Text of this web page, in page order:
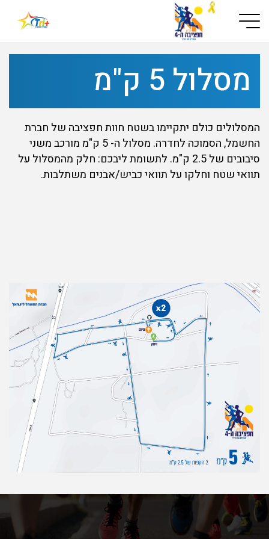
Button used only for devices with a small screen
מסלול 5 ק"מ
המסלולים כולם יתקיימו בשטח חוות חפציבה של חברת
החשמל, הסמוכה לחדרה. מסלול ה- 5 ק"מ מורכב משני
סיבובים של 2.5 ק"מ. לתשומת ליבכם: חלק מהמסלול על
תוואי שטח וחלקו על תוואי כביש/אבנים משתלבות.